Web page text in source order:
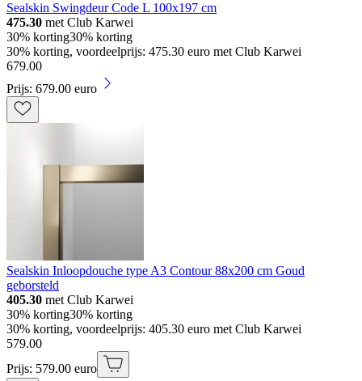
Sealskin Swingdeur Code L 100x197 cm
475.30 met Club Karwei
30% korting30% korting
30% korting, voordeelprijs: 475.30 euro met Club Karwei
679.00
Prijs: 679.00 euro
Sealskin Inloopdouche type A3 Contour 88x200 cm Goud
geborsteld
405.30 met Club Karwei
30% korting30% korting
30% korting, voordeelprijs: 405.30 euro met Club Karwei
579.00
Prijs: 579.00 euro